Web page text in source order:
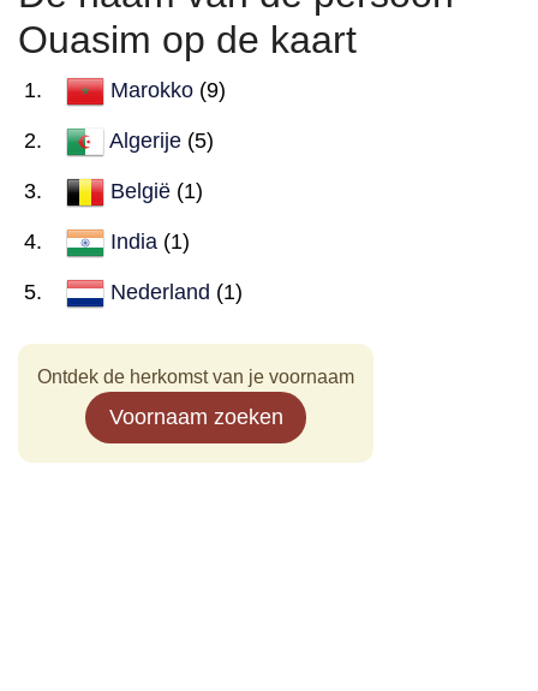
Ouasim op de kaart
Marokko (9)
Algerije (5)
België (1)
India (1)
Nederland (1)
Ontdek de herkomst van je voornaam
Voornaam zoeken